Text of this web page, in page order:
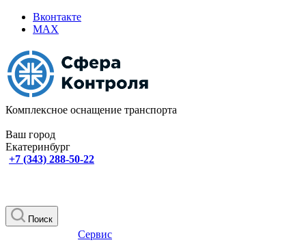
Вконтакте
MAX
Комплексное оснащение транспорта
Ваш город
Екатеринбург
+7 (343) 288-50-22
Поиск
Сервис